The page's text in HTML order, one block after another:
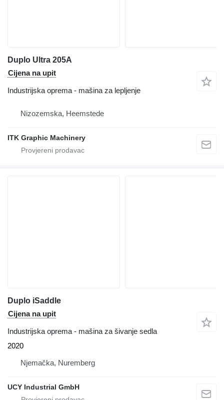
Duplo Ultra 205A
Cijena na upit
Industrijska oprema - mašina za lepljenje
Nizozemska, Heemstede
ITK Graphic Machinery
Duplo iSaddle
Cijena na upit
Industrijska oprema - mašina za šivanje sedla
2020
Njemačka, Nuremberg
UCY Industrial GmbH